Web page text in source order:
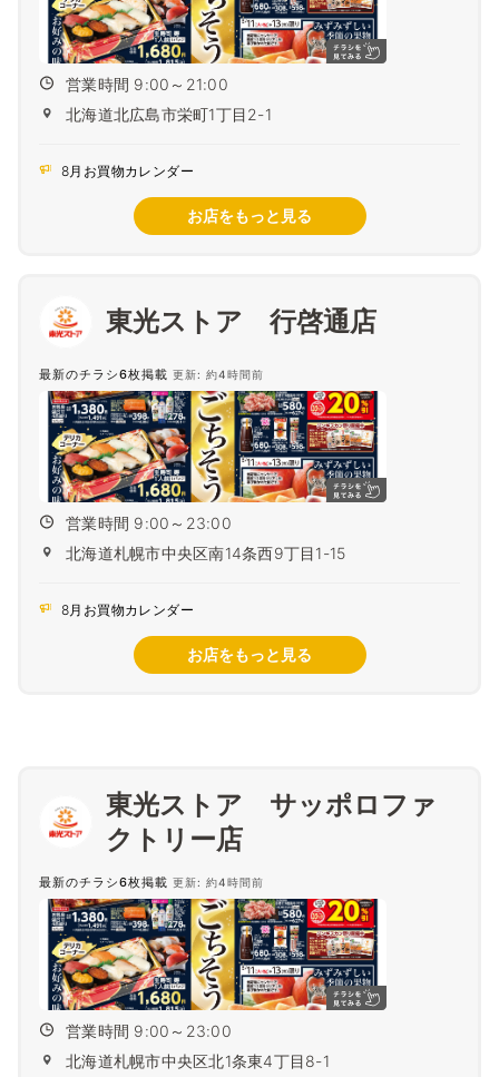
営業時間 9:00～21:00
北海道北広島市栄町1丁目2-1
8月お買物カレンダー
お店をもっと見る
東光ストア 行啓通店
最新のチラシ6枚掲載 更新: 約4時間前
営業時間 9:00～23:00
北海道札幌市中央区南14条西9丁目1-15
8月お買物カレンダー
お店をもっと見る
東光ストア サッポロファ
クトリー店
最新のチラシ6枚掲載 更新: 約4時間前
営業時間 9:00～23:00
北海道札幌市中央区北1条東4丁目8-1